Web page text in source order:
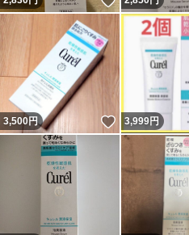
3,500円 いいね！
3,999円